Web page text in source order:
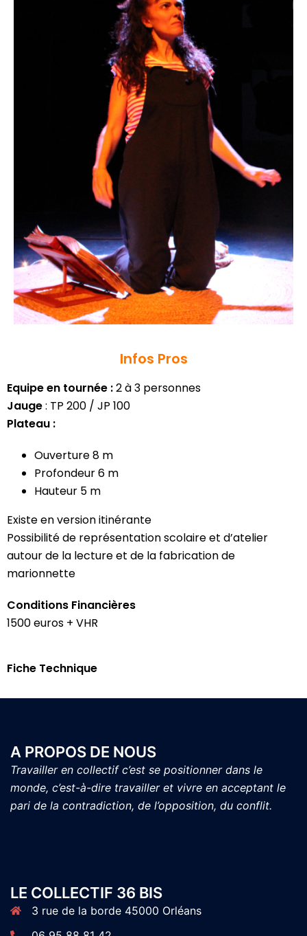
Infos Pros
Equipe en tournée :2 à 3 personnes
Jauge: TP 200 / JP 100
Plateau :
Ouverture 8 m
Profondeur 6 m
Hauteur 5 m
Existe en version itinérante
Possibilité de représentation scolaire et d’atelier
autour de la lecture et de la fabrication de
marionnette
Conditions Financières
1500 euros + VHR
Fiche Technique
A PROPOS DE NOUS
Travailler en collectif c’est se positionner dans le
monde, c’est-à-dire travailler et vivre en acceptant le
pari de la contradiction, de l’opposition, du conflit.
LE COLLECTIF 36 BIS
3 rue de la borde 45000 Orléans